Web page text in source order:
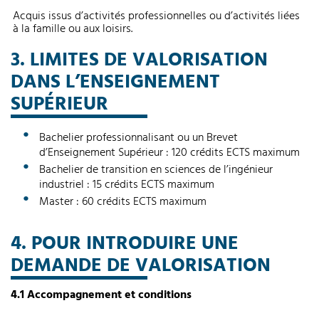
Acquis issus d’activités professionnelles ou d’activités liées
à la famille ou aux loisirs.
3. LIMITES DE VALORISATION
DANS L’ENSEIGNEMENT
SUPÉRIEUR
Bachelier professionnalisant ou un Brevet
d’Enseignement Supérieur : 120 crédits ECTS maximum
Bachelier de transition en sciences de l’ingénieur
industriel : 15 crédits ECTS maximum
Master : 60 crédits ECTS maximum
4. POUR INTRODUIRE UNE
DEMANDE DE VALORISATION
4.1 Accompagnement et conditions